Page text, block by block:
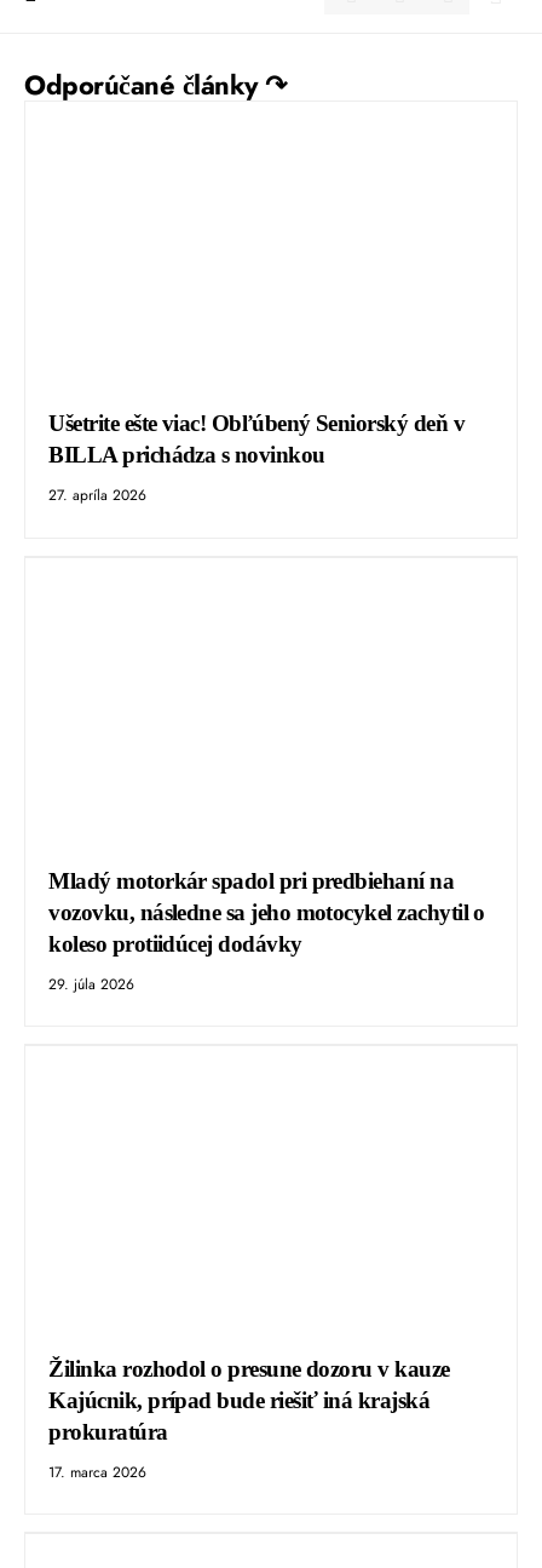
Odporúčané články ↷
Ušetrite ešte viac! Obľúbený Seniorský deň v
BILLA prichádza s novinkou
27. apríla 2026
Mladý motorkár spadol pri predbiehaní na
vozovku, následne sa jeho motocykel zachytil o
koleso protiidúcej dodávky
29. júla 2026
Žilinka rozhodol o presune dozoru v kauze
Kajúcnik, prípad bude riešiť iná krajská
prokuratúra
17. marca 2026